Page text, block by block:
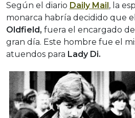
Según el diario Daily Mail , la
monarca habría decidido que
Oldfield, fuera el encargado
gran día. Este hombre fue el
atuendos para Lady Di.